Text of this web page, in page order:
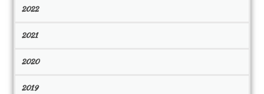
2022
2021
2020
2019